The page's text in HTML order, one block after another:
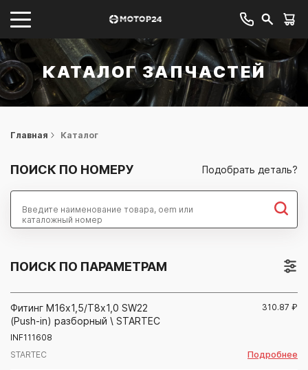
КАТАЛОГ ЗАПЧАСТЕЙ
Главная Каталог
ПОИСК ПО НОМЕРУ Подобрать деталь?
ПОИСК ПО ПАРАМЕТРАМ
Фитинг М16x1,5/Т8x1,0 SW22
(Push-in) разборный \ STARTEC
INF111608
STARTEC
310.87 ₽
Подробнее